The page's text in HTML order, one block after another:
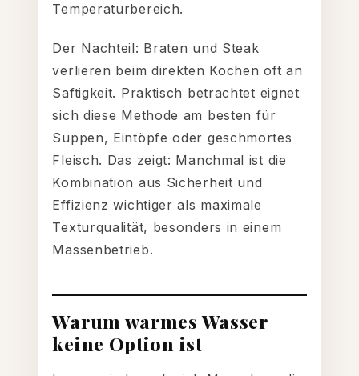
Temperaturbereich.
Der Nachteil: Braten und Steak
verlieren beim direkten Kochen oft an
Saftigkeit. Praktisch betrachtet eignet
sich diese Methode am besten für
Suppen, Eintöpfe oder geschmortes
Fleisch. Das zeigt: Manchmal ist die
Kombination aus Sicherheit und
Effizienz wichtiger als maximale
Texturqualität, besonders in einem
Massenbetrieb.
Warum warmes Wasser
keine Option ist